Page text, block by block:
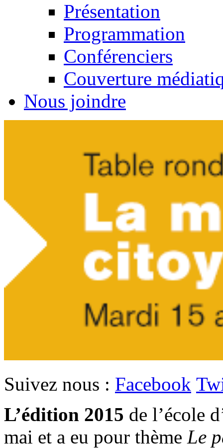
Présentation
Programmation
Conférenciers
Couverture
Nous joindre
Suivez nous : Facebook
L’édition 2015 de l’école
mai et a eu pour thème Le